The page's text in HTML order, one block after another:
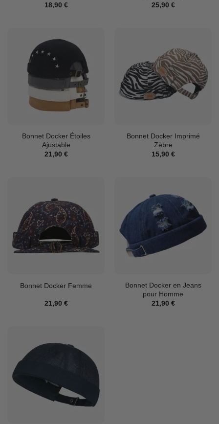
18,90 €
25,90 €
Bonnet Docker Étoiles
Ajustable
21,90 €
Bonnet Docker Imprimé
Zèbre
15,90 €
Bonnet Docker Femme
21,90 €
Bonnet Docker en Jeans
pour Homme
21,90 €